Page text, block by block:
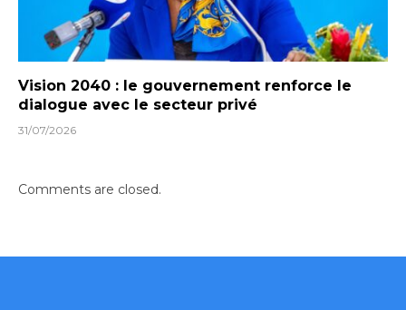
Vision 2040 : le gouvernement renforce le
dialogue avec le secteur privé
31/07/2026
Comments are closed.